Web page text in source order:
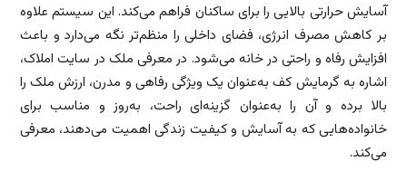
آسایش حرارتی بالایی را برای ساکنان فراهم می‌کند. این سیستم علاوه
بر کاهش مصرف انرژی، فضای داخلی را منظم‌تر نگه می‌دارد و باعث
افزایش رفاه و راحتی در خانه می‌شود. در معرفی ملک در سایت املاک،
اشاره به گرمایش کف به‌عنوان یک ویژگی رفاهی و مدرن، ارزش ملک را
بالا برده و آن را به‌عنوان گزینه‌ای راحت، به‌روز و مناسب برای
خانواده‌هایی که به آسایش و کیفیت زندگی اهمیت می‌دهند، معرفی
می‌کند.